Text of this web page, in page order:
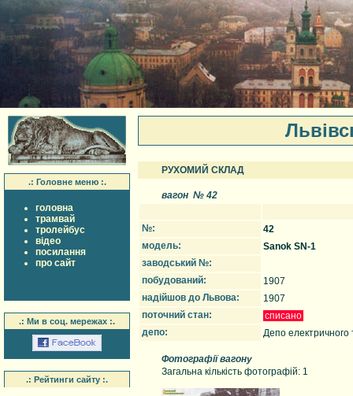
.: Головне меню :.
головна
трамвай
тролейбус
вiдео
посилання
про сайт
.: Ми в соц. мережах :.
.: Рейтинги сайту :.
РУХОМИЙ СКЛАД
вагон № 42
№:
42
модель:
Sanok SN-1
заводський №:
побудований:
1907
надійшов до Львова:
1907
поточний стан:
списано
депо:
Депо
Фотографії вагону
Загальна кількість фотографій: 1